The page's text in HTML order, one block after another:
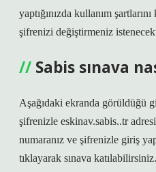
yaptığınızda kullanım
şifrenizi değiştirmeniz
Sabis sınava
Aşağıdaki ekranda görüldüğü
şifrenizle eskinav.sabis..tr
numaranız ve şifrenizle giriş
tıklayarak sınava katılabilirsiniz.